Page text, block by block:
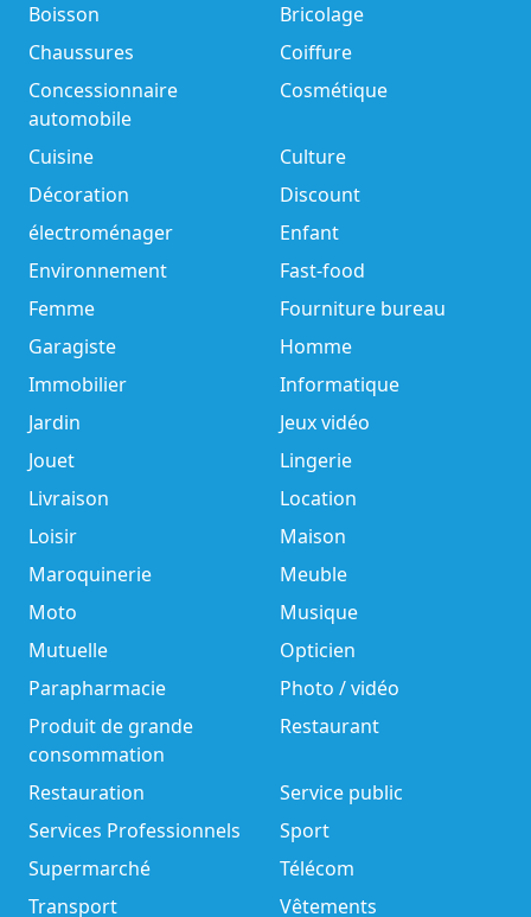
Boisson
Bricolage
Chaussures
Coiffure
Concessionnaire
automobile
Cosmétique
Cuisine
Culture
Décoration
Discount
électroménager
Enfant
Environnement
Fast-food
Femme
Fourniture bureau
Garagiste
Homme
Immobilier
Informatique
Jardin
Jeux vidéo
Jouet
Lingerie
Livraison
Location
Loisir
Maison
Maroquinerie
Meuble
Moto
Musique
Mutuelle
Opticien
Parapharmacie
Photo / vidéo
Produit de grande
consommation
Restaurant
Restauration
Service public
Services Professionnels
Sport
Supermarché
Télécom
Transport
Vêtements